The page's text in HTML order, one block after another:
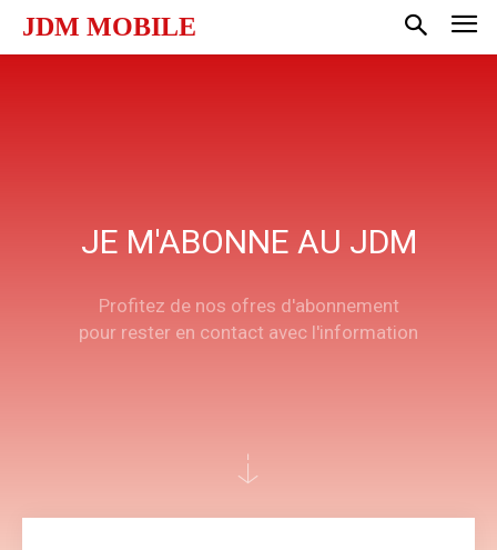
JDM MOBILE
JE M'ABONNE AU JDM
Profitez de nos ofres d'abonnement
pour rester en contact avec l'information